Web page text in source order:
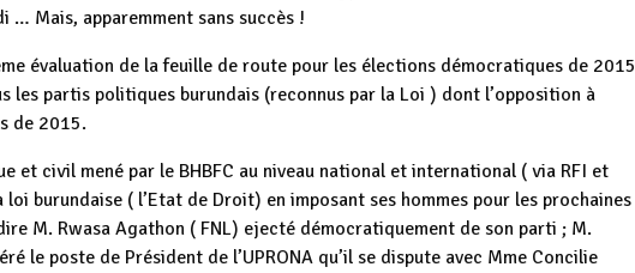
… Mais, apparemment sans succès !
évaluation de la feuille de route pour les élections démocratiques de 2015
les partis politiques burundais (reconnus par la Loi ) dont l’opposition à
de 2015.
et civil mené par le BHBFC au niveau national et international ( via RFI et
burundaise ( l’Etat de Droit) en imposant ses hommes pour les prochaines
M. Rwasa Agathon ( FNL) ejecté démocratiquement de son parti ; M.
le poste de Président de l’UPRONA qu’il se dispute avec Mme Concilie